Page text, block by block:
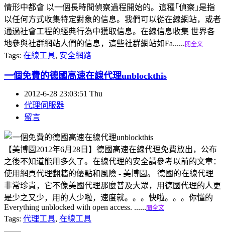
情形中都會 以一個長時間偵察過程開始的。這種｢偵察｣是指
以任何方式收集特定對象的信息。我們可以從在線網站，或者
通過社會工程的經典行為中獲取信息。在線信息收集 世界各
地參與社群網站人們的信息，這些社群網站如Fa...... 閱全文
Tags: 在線工具, 安全網路
一個免費的德國高速在線代理unblockthis
2012-6-28 23:03:51 Thu
代理伺服器
留言
【美博園2012年6月28日】德國高速在線代理免費放出，公布
之後不知道能用多久了。在線代理的安全請參考以前的文章：
使用網頁代理翻牆的優點和風險 - 美博園。 德國的在線代理
非常珍貴，它不像美國代理那麼普及大眾，用德國代理的人更
是少之又少，用的人少啦，速度就。。。快啦。。。你懂的
Everything unblocked with open access. ...... 閱全文
Tags: 代理工具, 在線工具